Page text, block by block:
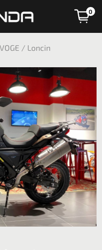
0
VOGE / Loncin